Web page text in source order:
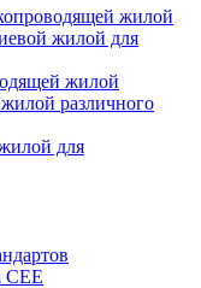
жилой
жилой для
жилой
различного
для
CEE